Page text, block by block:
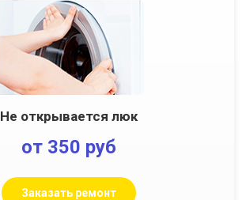
Не открывается люк
от 350 руб
Заказать ремонт